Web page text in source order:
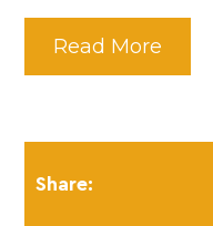
Read More
Share: